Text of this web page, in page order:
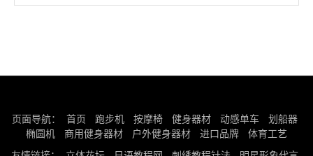
页面导航： 首页 跑步机 按摩椅 健身器材 动感单车
划船器
椭圆机
商用健身器材 户外健身器材 进口品牌
体育工艺